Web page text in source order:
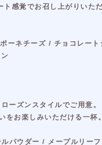
感覚でお召し上がりいた
ーネチーズ / チョコレート
ーズンスタイルでご用意
お楽しみいただける一杯。
パウダー / メープルリーフ